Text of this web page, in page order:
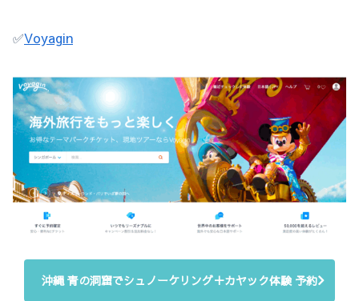
✅Voyagin
沖縄 青の洞窟でシュノーケリング＋カヤック体験 予約